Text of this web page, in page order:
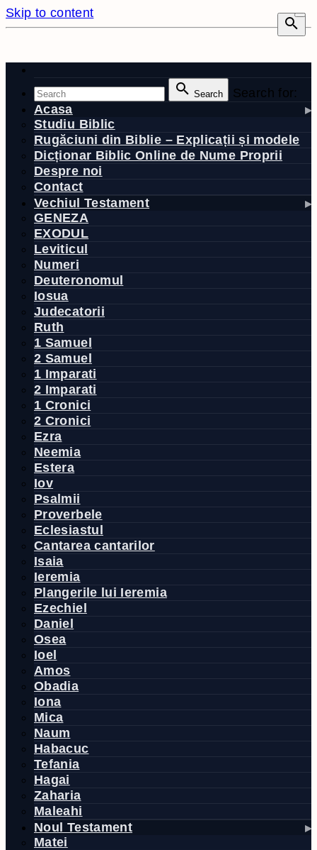
Skip to content
Search
Search for:
Acasa
Studiu Biblic
Rugăciuni din Biblie – Explicații și modele
Dicționar Biblic Online de Nume Proprii
Despre noi
Contact
Vechiul Testament
GENEZA
EXODUL
Leviticul
Numeri
Deuteronomul
Iosua
Judecatorii
Ruth
1 Samuel
2 Samuel
1 Imparati
2 Imparati
1 Cronici
2 Cronici
Ezra
Neemia
Estera
Iov
Psalmii
Proverbele
Eclesiastul
Cantarea cantarilor
Isaia
Ieremia
Plangerile lui Ieremia
Ezechiel
Daniel
Osea
Ioel
Amos
Obadia
Iona
Mica
Naum
Habacuc
Tefania
Hagai
Zaharia
Maleahi
Noul Testament
Matei